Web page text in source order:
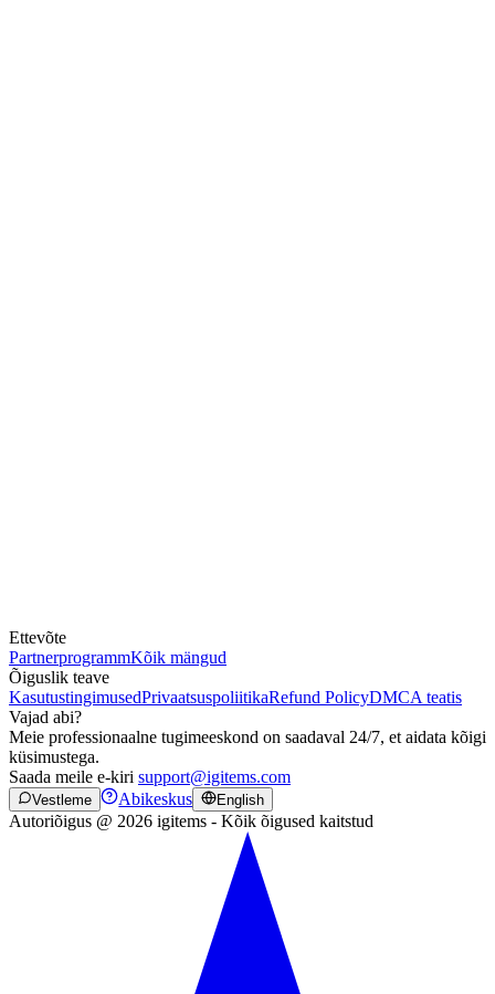
Ettevõte
PartnerprogrammKõik mängud
Õiguslik teave
KasutustingimusedPrivaatsuspoliitikaRefund PolicyDMCA teatis
Vajad abi?
Meie professionaalne tugimeeskond on saadaval 24/7, et aidata kõigi
küsimustega.
Saada meile e-kiri support@igitems.com
Vestleme Abikeskus English
Autoriõigus @ 2026 igitems - Kõik õigused kaitstud